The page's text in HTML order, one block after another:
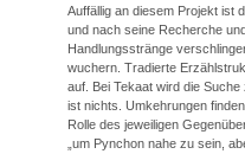
Auffällig an diesem Projekt ist
und nach seine Recherche
Handlungsstränge
wuchern. Tradierte
auf. Bei Tekaat wird die
ist nichts. Umkehrungen
Rolle des jeweiligen
„um Pynchon nahe zu sein,